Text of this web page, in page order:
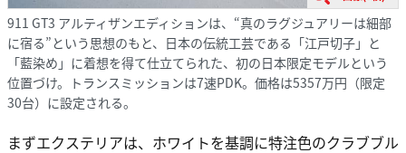
911 GT3 アルティザンエディションは、“真のラグジュアリーは細部
に宿る”という思想のもと、日本の伝統工芸である「江戸切子」と
「藍染め」に着想を得て仕立てられた、初の日本限定モデルという
位置づけ。トランスミッションは7速PDK。価格は5357万円（限定
30台）に設定される。
まずエクステリアは、ホワイトを基調に特注色のクラブブル